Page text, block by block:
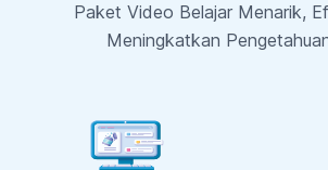
Paket Video Belajar Menarik,
Meningkatkan